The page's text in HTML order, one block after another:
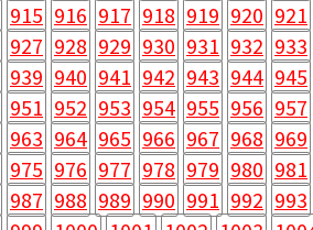
915 916 917 918 919 920 921
927 928 929 930 931 932 933
939 940 941 942 943 944 945
951 952 953 954 955 956 957
963 964 965 966 967 968 969
975 976 977 978 979 980 981
987 988 989 990 991 992 993